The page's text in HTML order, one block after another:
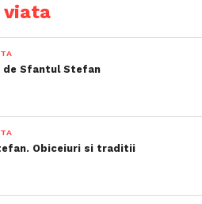
viata
de Sfantul Stefan
Obiceiuri si traditii